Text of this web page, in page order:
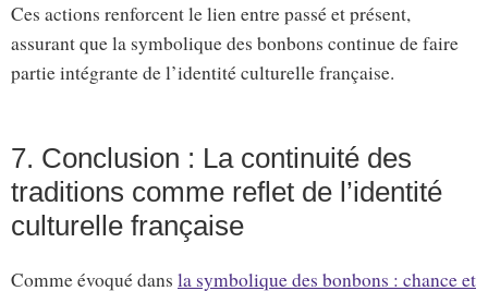
Ces actions renforcent le lien entre passé et présent,
assurant que la symbolique des bonbons continue de faire
partie intégrante de l’identité culturelle française.
7. Conclusion : La continuité des
traditions comme reflet de l’identité
culturelle française
Comme évoqué dans la symbolique des bonbons : chance et